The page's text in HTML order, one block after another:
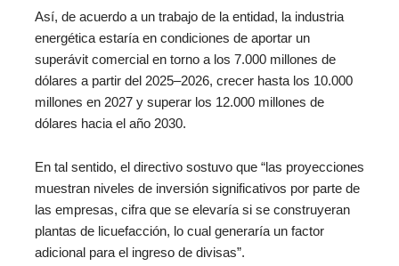
Así, de acuerdo a un trabajo de la entidad, la industria
energética estaría en condiciones de aportar un
superávit comercial en torno a los 7.000 millones de
dólares a partir del 2025–2026, crecer hasta los 10.000
millones en 2027 y superar los 12.000 millones de
dólares hacia el año 2030.
En tal sentido, el directivo sostuvo que “las proyecciones
muestran niveles de inversión significativos por parte de
las empresas, cifra que se elevaría si se construyeran
plantas de licuefacción, lo cual generaría un factor
adicional para el ingreso de divisas”.